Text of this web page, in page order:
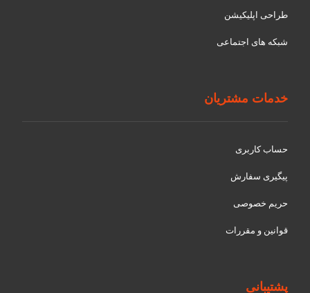
طراحی اپلیکیشن
شبکه های اجتماعی
خدمات مشتریان
حساب کاربری
پیگیری سفارش
حریم خصوصی
قوانین و مقررات
پشتیبانی